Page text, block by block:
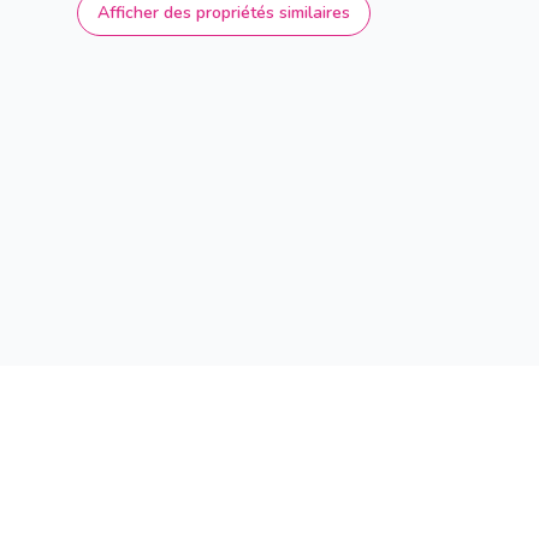
Afficher des propriétés similaires